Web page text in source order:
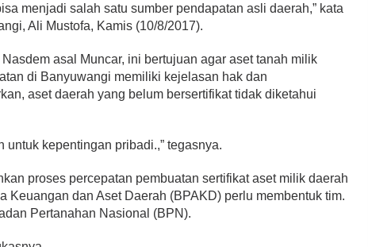
menjadi salah satu sumber pendapatan asli daerah,” kata
Ali Mustofa, Kamis (10/8/2017).
asal Muncar, ini bertujuan agar aset tanah milik
di Banyuwangi memiliki kejelasan hak dan
aset daerah yang belum bersertifikat tidak diketahui
kepentingan pribadi.,” tegasnya.
proses percepatan pembuatan sertifikat aset milik daerah
Keuangan dan Aset Daerah (BPAKD) perlu membentuk tim.
Pertanahan Nasional (BPN).